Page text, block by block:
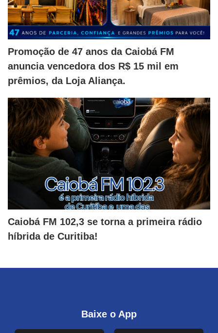
Promoção de 47 anos da Caiobá FM
anuncia vencedora dos R$ 15 mil em
prêmios, da Loja Aliança.
Caiobá FM 102,3 se torna a primeira rádio
híbrida de Curitiba!
Baixe o App